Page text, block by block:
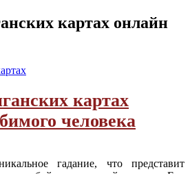
картах онлайн
картах
человека
гадание, что представит